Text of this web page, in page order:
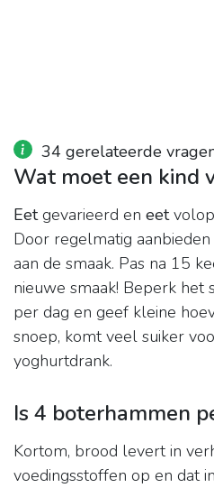
34 gerelateerde
Wat moet een kind
Eetgevarieerd en eet
Door regelmatig
aan de smaak. Pas na 15
nieuwe smaak! Beperk
per dag en geef kleine
snoep, komt veel suiker
yoghurtdrank.
Is 4 boterhammen
Kortom, brood levert in
voedingsstoffen op en dat